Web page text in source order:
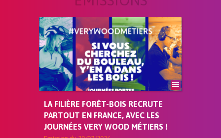
LA FILIÈRE FORÊT-BOIS RECRUTE
PARTOUT EN FRANCE, AVEC LES
JOURNÉES VERY WOOD MÉTIERS !